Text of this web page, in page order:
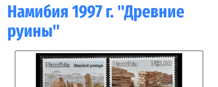
Намибия 1997 г. "Древние
руины"